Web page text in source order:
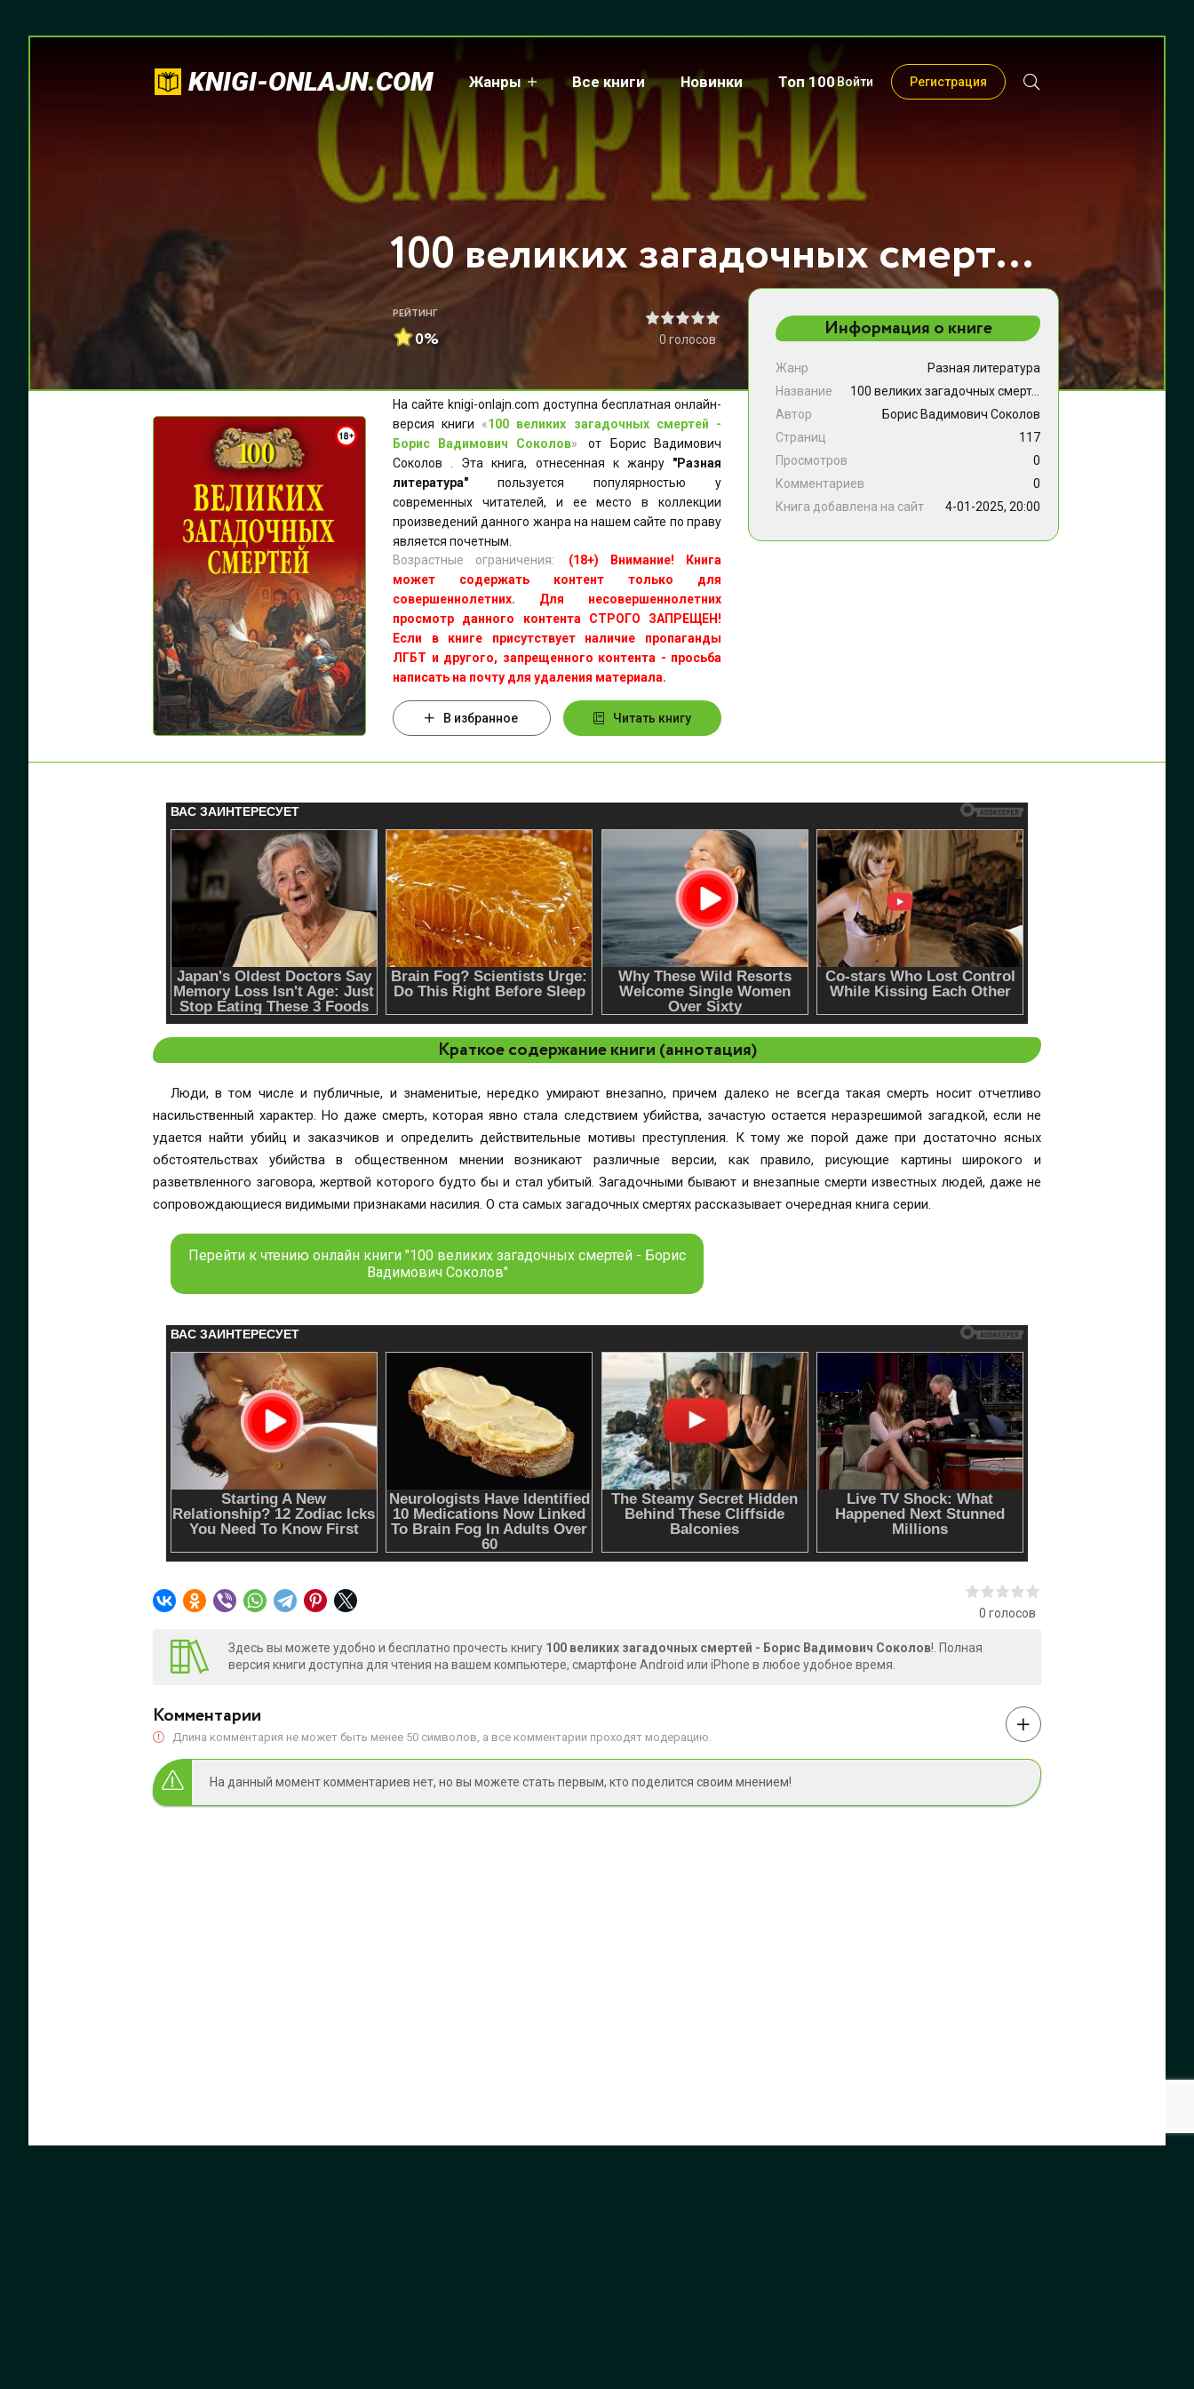
KNIGI-ONLAJN.COM Жанры Все книги Новинки Топ 100Войти Регистрация
100 великих загадочных смертей - Борис Вадимович Соколов
РЕЙТИНГ
0% 0 голосов
На сайте knigi-onlajn.com доступна бесплатная онлайн-
версия книги «100 великих загадочных смертей -
Борис Вадимович Соколов»
от Борис Вадимович
Соколов . Эта книга, отнесенная к жанру "Разная
литература" пользуется популярностью у
современных читателей, и ее место в коллекции
произведений данного жанра на нашем сайте по праву
является почетным.
Возрастные ограничения:
(18+) Внимание! Книга
может содержать контент только для
совершеннолетних. Для несовершеннолетних
просмотр данного контента СТРОГО ЗАПРЕЩЕН!
Если в книге присутствует наличие пропаганды
ЛГБТ и другого, запрещенного контента - просьба
написать на почту для удаления материала.
В избранное Читать книгу
Информация о книге
Жанр
Разная литература
Название
100 великих загадочных смертей
Автор
Борис Вадимович Соколов
Страниц
117
Просмотров
0
Комментариев
0
Книга добавлена на сайт
4-01-2025, 20:00
Краткое содержание книги (аннотация)
Люди, в том числе и публичные, и знаменитые, нередко умирают внезапно, причем далеко не всегда такая смерть носит отчетливо
насильственный характер. Но даже смерть, которая явно стала следствием убийства, зачастую остается неразрешимой загадкой, если не
удается найти убийц и заказчиков и определить действительные мотивы преступления. К тому же порой даже при достаточно ясных
обстоятельствах убийства в общественном мнении возникают различные версии, как правило, рисующие картины широкого и
разветвленного заговора, жертвой которого будто бы и стал убитый. Загадочными бывают и внезапные смерти известных людей, даже не
сопровождающиеся видимыми признаками насилия. О ста самых загадочных смертях рассказывает очередная книга серии.
Перейти к чтению онлайн книги "100 великих загадочных смертей - Борис
Вадимович Соколов"
0 голосов
Здесь вы можете удобно и бесплатно прочесть книгу 100 великих загадочных смертей - Борис Вадимович Соколов!. Полная
версия книги доступна для чтения на вашем компьютере, смартфоне Android или iPhone в любое удобное время.
Комментарии
Длина комментария не может быть менее 50 символов, а все комментарии проходят модерацию.
На данный момент комментариев нет, но вы можете стать первым, кто поделится своим мнением!